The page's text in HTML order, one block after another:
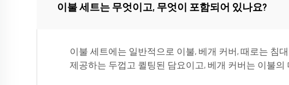
이불 세트는 무엇이고, 무엇이 포함되어 있나요?
이불 세트에는 일반적으로 이불, 베개 커버, 때로는 침
제공하는 두껍고 퀼팅된 담요이고, 베개 커버는 이불